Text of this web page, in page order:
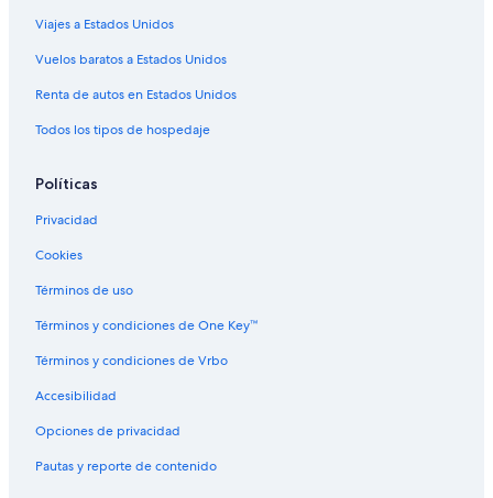
Viajes a Estados Unidos
Vuelos baratos a Estados Unidos
Renta de autos en Estados Unidos
Todos los tipos de hospedaje
Políticas
Privacidad
Cookies
Términos de uso
Términos y condiciones de One Key™
Términos y condiciones de Vrbo
Accesibilidad
Opciones de privacidad
Pautas y reporte de contenido